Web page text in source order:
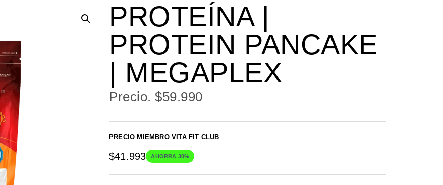
PROTEÍNA |
PROTEIN PANCAKE
| MEGAPLEX
Precio. $59.990
PRECIO MIEMBRO VITA FIT CLUB
$41.993 AHORRA 30%